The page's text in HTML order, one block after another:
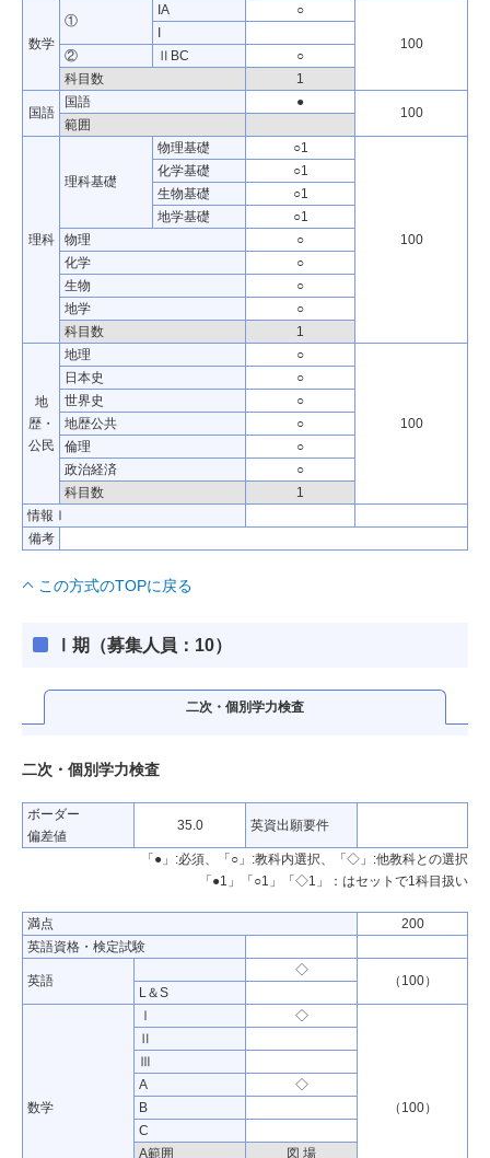
数学
①
IA ○
100
I
②
ⅡBC
○
科目数
1
国語
国語 ●
100
範囲
理科
理科基礎
物理基礎 ○1
100
化学基礎
○1
生物基礎
○1
地学基礎
○1
物理
○
化学
○
生物
○
地学
○
科目数
1
地
歴・
公民
地理 ○
100
日本史
○
世界史
○
地歴公共
○
倫理
○
政治経済
○
科目数
1
情報Ⅰ
備考
この方式のTOPに戻る
Ⅰ期（募集人員：10）
二次・個別学力検査
二次・個別学力検査
ボーダー
偏差値
35.0 英資出願要件
「●」:必須、「○」:教科内選択、「◇」:他教科との選択
「●1」「○1」「◇1」：はセットで1科目扱い
満点
200
英語資格・検定試験
英語
◇
（100）
L＆S
数学
Ⅰ ◇
（100）
Ⅱ
Ⅲ
A
◇
B
C
A範囲
図 場